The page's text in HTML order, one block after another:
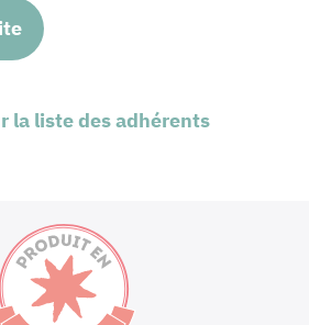
la liste des adhérents